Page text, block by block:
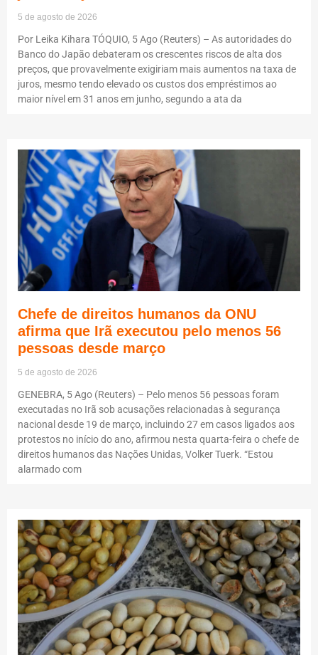
5 de agosto de 2026
Por Leika Kihara TÓQUIO, 5 Ago (Reuters) – As autoridades do
Banco do Japão debateram os crescentes riscos de alta dos
preços, que provavelmente exigiriam mais aumentos na taxa de
juros, mesmo tendo elevado os custos dos empréstimos ao
maior nível em 31 anos em junho, segundo a ata da
Chefe de direitos humanos da ONU
afirma que Irã executou pelo menos 56
pessoas desde março
5 de agosto de 2026
GENEBRA, 5 Ago (Reuters) – Pelo menos 56 pessoas foram
executadas no Irã sob acusações relacionadas à segurança
nacional desde 19 de março, incluindo 27 em casos ligados aos
protestos no início do ano, afirmou nesta quarta-feira o chefe de
direitos humanos das Nações Unidas, Volker Tuerk. “Estou
alarmado com